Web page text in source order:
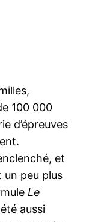
100 000
d’épreuves
et
un peu plus
Le
été aussi